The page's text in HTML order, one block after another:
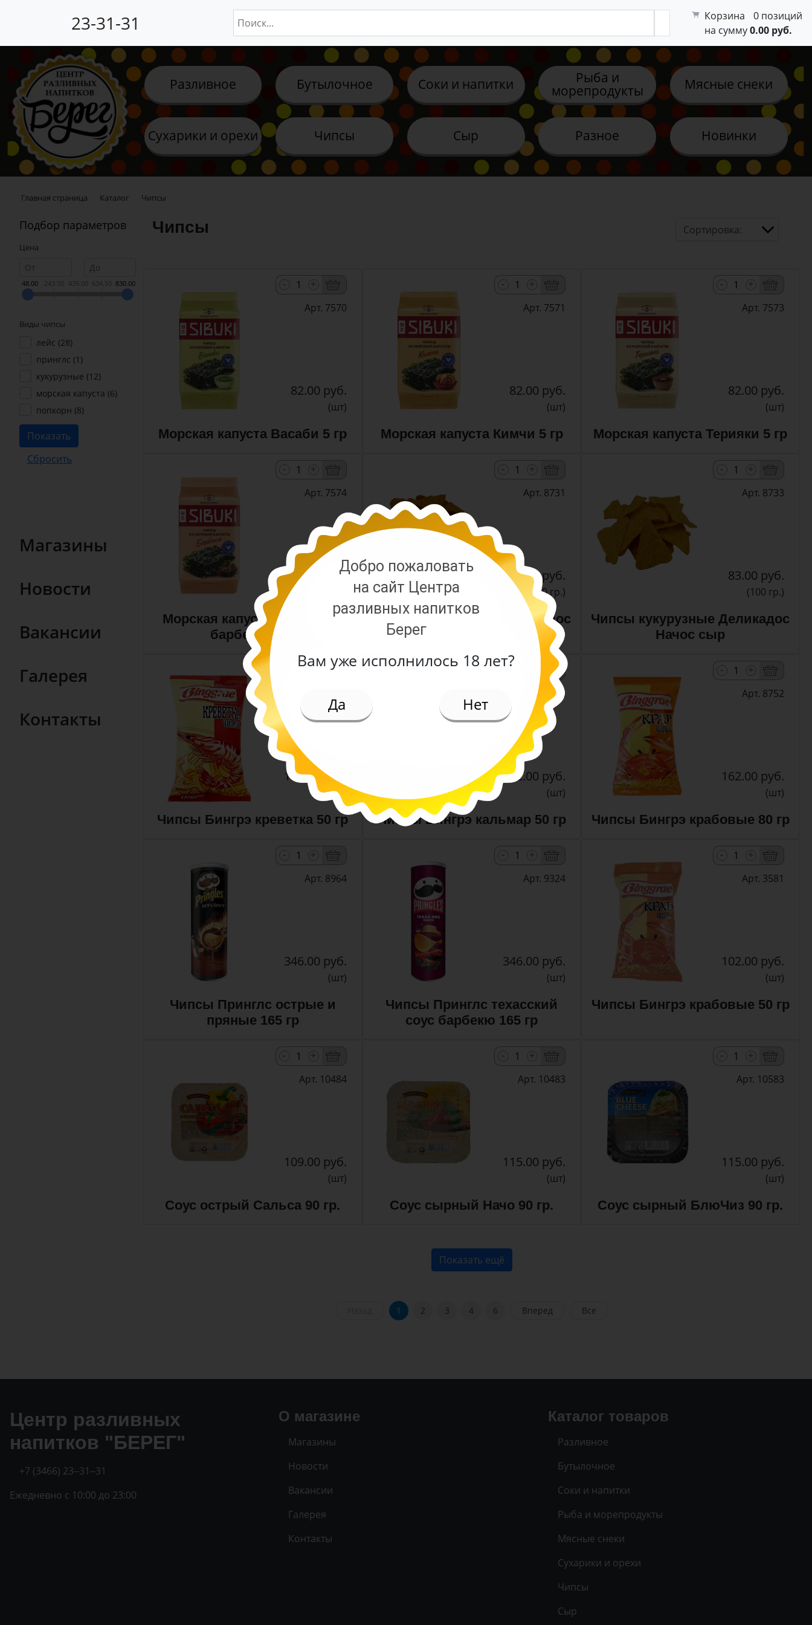
23-31-31 Корзина
0 позиций
на сумму0.00 руб.
Разливное Бутылочное Соки и напитки Рыба и
морепродукты Мясные снеки
Сухарики и орехи Чипсы Сыр Разное Новинки
Главная страница Каталог Чипсы
Подбор параметров
Цена
48.00 243.50 439.00 634.50 830.00
Виды чипсы
лейс (28)
принглс (1 )
кукурузные (12)
морская капуста (6)
попкорн (8)
Магазины
Новости
Вакансии
Галерея
Контакты
Чипсы
Арт. 7570
82.00 руб.
(шт)
Морская капуста Васаби 5 гр
Арт. 7571
82.00 руб.
(шт)
Морская капуста Кимчи 5 гр
Арт. 7573
82.00 руб.
(шт)
Морская капуста Терияки 5 гр
Арт. 7574
82.00 руб.
Морская капуста Корейское
барбекю 5 гр
Арт. 8731
83.00 руб.
(100 гр.)
Чипсы кукурузные Деликадос
Начос барбекю
Арт. 8733
83.00 руб.
(100 гр.)
Чипсы кукурузные Деликадос
Начос сыр
+
102.00 руб.
(шт)
Чипсы Бингрэ креветка 50 гр
-
Арт. 8751
102.00 руб.
(шт)
Чипсы Бингрэ кальмар 50 гр
Арт. 8752
162.00 руб.
(шт)
Чипсы Бингрэ крабовые 80 гр
Арт. 8964
346.00 руб.
(шт)
Чипсы Принглс острые и
пряные 165 гр
Арт. 9324
346.00 руб.
(шт)
Чипсы Принглс техасский
соус барбекю 165 гр
Арт. 3581
102.00 руб.
(шт)
Чипсы Бингрэ крабовые 50 гр
Арт. 10484
109.00 руб.
(шт)
Соус острый Сальса 90 гр.
Арт. 10483
115.00 руб.
(шт)
Соус сырный Начо 90 гр.
Арт. 10583
115.00 руб.
(шт)
Соус сырный БлюЧиз 90 гр.
Показать ещё
1 2 3 4 6 Вперед Все
О магазине
Магазины
Новости
Вакансии
Галерея
Контакты
Каталог товаров
Разливное
Бутылочное
Соки и напитки
Рыба и морепродукты
Мясные снеки
Сухарики и орехи
Чипсы
Сыр
Центр разливных
напитков "БЕРЕГ"
+7 (3466) 23‒31‒31
Ежедневно с 10:00 до 23:00
Добро пожаловать
на сайт Центра
разливных напитков
Берег
Вам уже исполнилось 18 лет?
Да Нет